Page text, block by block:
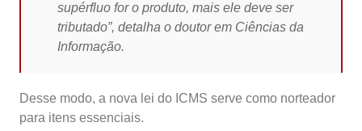
supérfluo for o produto, mais ele deve ser
tributado”, detalha o doutor em Ciências da
Informação.
Desse modo, a nova lei do ICMS serve como norteador
para itens essenciais.